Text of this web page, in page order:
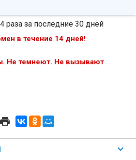
раза за последние 30 дней
в течение 14 дней!
Не темнеют. Не вызывают